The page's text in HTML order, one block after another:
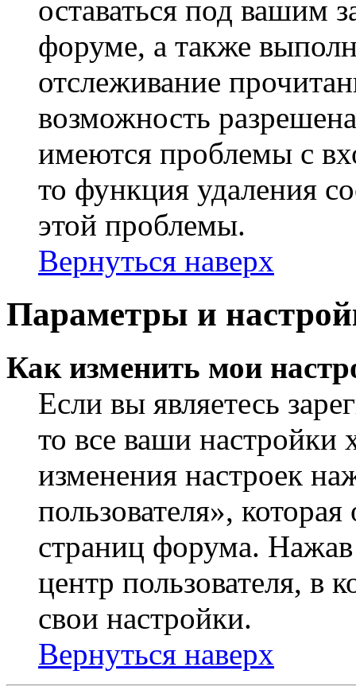
оставаться под вашим
форуме, а также
отслеживание
возможность
имеются проблемы с
то функция удаления
этой проблемы.
Вернуться наверх
Параметры и
Как изменить мои
Если вы являетесь
то все ваши настройки
изменения настроек
пользователя»,
страниц форума.
центр пользователя, в
свои настройки.
Вернуться наверх